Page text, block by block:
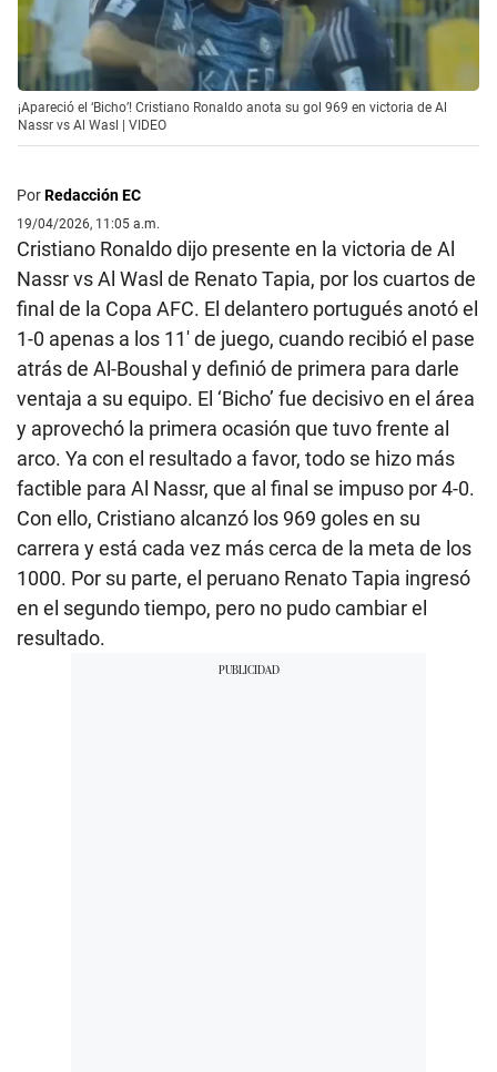
¡Apareció el ‘Bicho’! Cristiano Ronaldo anota su gol 969 en victoria de Al
Nassr vs Al Wasl | VIDEO
PorRedacción EC
19/04/2026, 11:05 a.m.
Cristiano Ronaldo dijo presente en la victoria de Al
Nassr vs Al Wasl de Renato Tapia, por los cuartos de
final de la Copa AFC. El delantero portugués anotó el
1-0 apenas a los 11′ de juego, cuando recibió el pase
atrás de Al-Boushal y definió de primera para darle
ventaja a su equipo. El ‘Bicho’ fue decisivo en el área
y aprovechó la primera ocasión que tuvo frente al
arco. Ya con el resultado a favor, todo se hizo más
factible para Al Nassr, que al final se impuso por 4-0.
Con ello, Cristiano alcanzó los 969 goles en su
carrera y está cada vez más cerca de la meta de los
1000. Por su parte, el peruano Renato Tapia ingresó
en el segundo tiempo, pero no pudo cambiar el
resultado.